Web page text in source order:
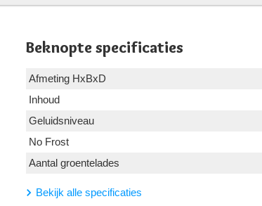
Beknopte specificaties
Afmeting HxBxD
Inhoud
Geluidsniveau
No Frost
Aantal groentelades
Bekijk alle specificaties